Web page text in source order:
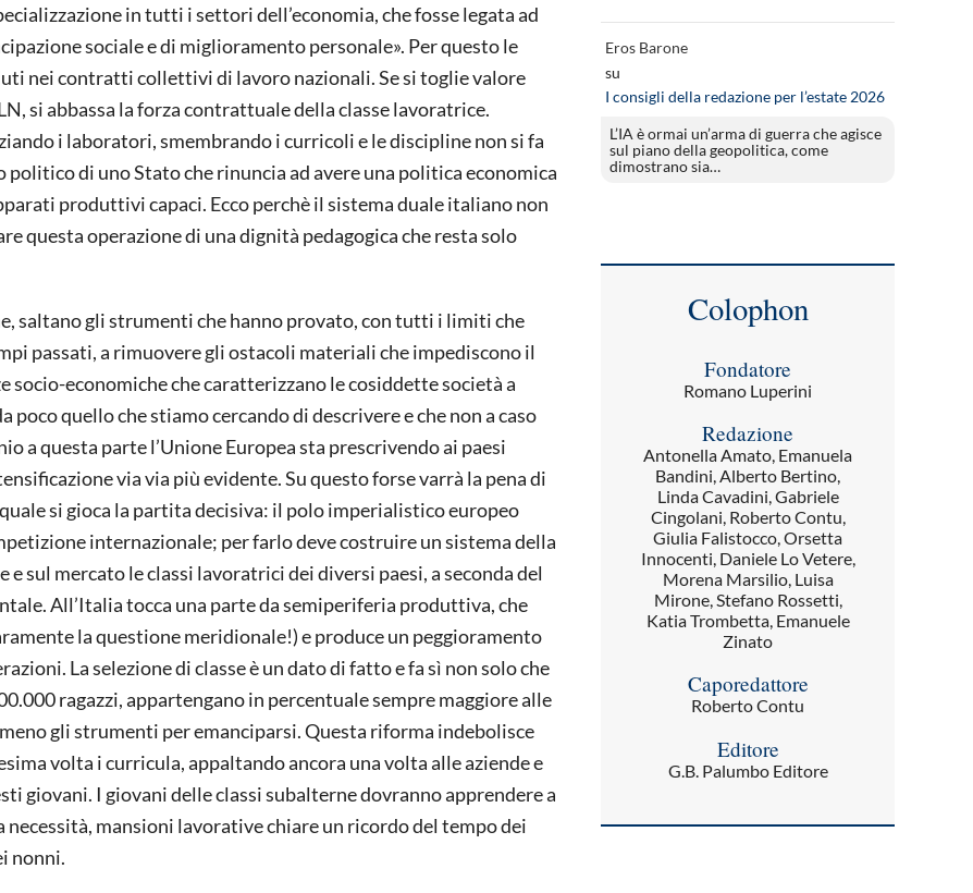
in tutti i settori dell’economia, che fosse legata ad
sociale e di miglioramento personale». Per questo le
nei contratti collettivi di lavoro nazionali. Se si toglie valore
si abbassa la forza contrattuale della classe lavoratrice.
i laboratori, smembrando i curricoli e le discipline non si fa
di uno Stato che rinuncia ad avere una politica economica
produttivi capaci. Ecco perchè il sistema duale italiano non
questa operazione di una dignità pedagogica che resta solo
saltano gli strumenti che hanno provato, con tutti i limiti che
passati, a rimuovere gli ostacoli materiali che impediscono il
socio-economiche che caratterizzano le cosiddette società a
quello che stiamo cercando di descrivere e che non a caso
a questa parte l’Unione Europea sta prescrivendo ai paesi
via via più evidente. Su questo forse varrà la pena di
si gioca la partita decisiva: il polo imperialistico europeo
internazionale; per farlo deve costruire un sistema della
sul mercato le classi lavoratrici dei diversi paesi, a seconda del
All’Italia tocca una parte da semiperiferia produttiva, che
la questione meridionale!) e produce un peggioramento
La selezione di classe è un dato di fatto e fa sì non solo che
ragazzi, appartengano in percentuale sempre maggiore alle
gli strumenti per emanciparsi. Questa riforma indebolisce
volta i curricula, appaltando ancora una volta alle aziende e
giovani. I giovani delle classi subalterne dovranno apprendere a
necessità, mansioni lavorative chiare un ricordo del tempo dei
nonni.
Eros Barone
su
I consigli della redazione per l’estate 2026
L’IA è ormai un’arma di guerra che agisce
sul piano della geopolitica, come
dimostrano sia…
Colophon
Fondatore
Romano Luperini
Redazione
Antonella Amato, Emanuela
Bandini, Alberto Bertino,
Linda Cavadini, Gabriele
Cingolani, Roberto Contu,
Giulia Falistocco, Orsetta
Innocenti, Daniele Lo Vetere,
Morena Marsilio, Luisa
Mirone, Stefano Rossetti,
Katia Trombetta, Emanuele
Zinato
Caporedattore
Roberto Contu
Editore
G.B. Palumbo Editore